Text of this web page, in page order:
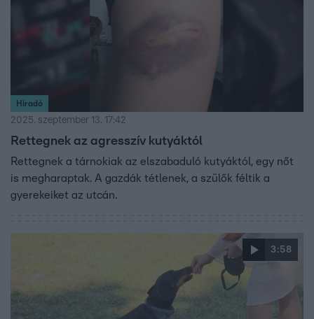
Híradó
2025. szeptember 13. 17:42
Rettegnek az agresszív kutyáktól
Rettegnek a tárnokiak az elszabaduló kutyáktól, egy nőt
is megharaptak. A gazdák tétlenek, a szülők féltik a
gyerekeiket az utcán.
3:58